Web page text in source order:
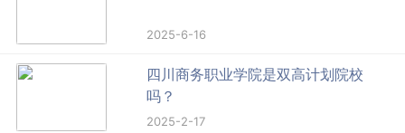
2025-6-16
四川商务职业学院是双高计划院校
吗？
2025-2-17